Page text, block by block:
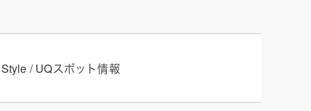
/UQスポット情報